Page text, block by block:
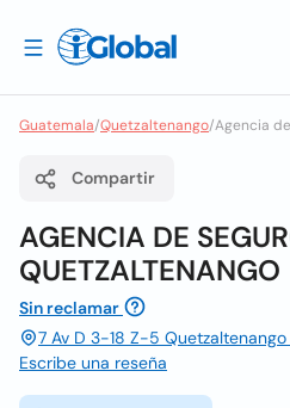
Guatemala/Quetzaltenango/Agencia
Compartir
AGENCIA DE
QUETZALTENANGO
Sin reclamar
7 Av D 3-18 Z-5
Escribe una reseña